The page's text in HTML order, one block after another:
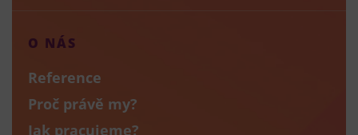
O NÁS
Reference
Proč právě my?
Jak pracujeme?